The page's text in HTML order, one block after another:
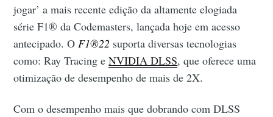
jogar’ a mais recente edição da altamente elogiada
série F1® da Codemasters, lançada hoje em acesso
antecipado. O F1®22 suporta diversas tecnologias
como: Ray Tracing eNVIDIA DLSS, que oferece uma
otimização de desempenho de mais de 2X.
Com o desempenho mais que dobrando com DLSS